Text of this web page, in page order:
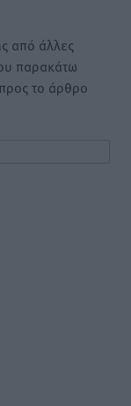
από άλλες
παρακάτω
το άρθρο